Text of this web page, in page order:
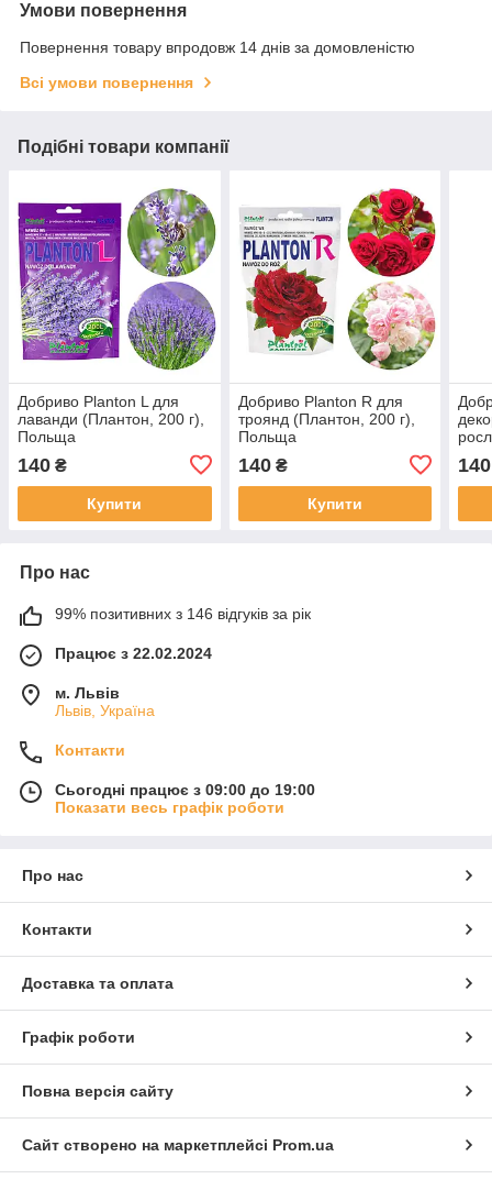
Умови повернення
Повернення товару впродовж 14 днів за домовленістю
Всі умови повернення
Подібні товари компанії
Добриво Planton L для
лаванди (Плантон, 200 г),
Польща
140 ₴
Купити
Добриво Planton R для
троянд (Плантон, 200 г),
Польща
140₴
Купити
140
Про нас
99% позитивних з 146 відгуків за рік
Працює з 22.02.2024
м. Львів
Львів, Україна
Контакти
Сьогодні працює з 09:00 до 19:00
Показати весь графік роботи
Про нас
Контакти
Доставка та оплата
Графік роботи
Повна версія сайту
Сайт створено на маркетплейсі Prom.ua